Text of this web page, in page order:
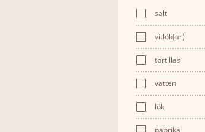
salt
vitlök(ar)
tortillas
vatten
lök
paprika